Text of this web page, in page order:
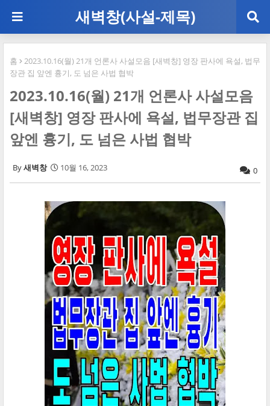
새벽창(사설-제목)
홈
2023.10.16(월) 21개 언론사 사설모음 [새벽창] 영장 판사에 욕설, 법무
장관 집 앞엔 흉기, 도 넘은 사법 협박
2023.10.16(월) 21개 언론사 사설모음
[새벽창] 영장 판사에 욕설, 법무장관 집
앞엔 흉기, 도 넘은 사법 협박
새벽창 10월 16, 2023 0